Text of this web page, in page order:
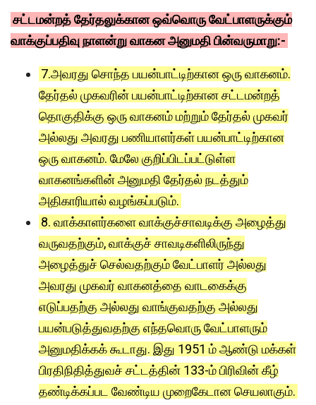
சட்டமன்றத் தேர்தலுக்கான ஒவ்வொரு வேட்பாளருக்கும்
வாக்குப்பதிவு நாளன்று வாகன அனுமதி பின்வருமாறு:-
7.அவரது சொந்த பயன்பாட்டிற்கான ஒரு வாகனம்.
தேர்தல் முகவரின் பயன்பாட்டிற்கான சட்டமன்றத்
தொகுதிக்கு ஒரு வாகனம் மற்றும் தேர்தல் முகவர்
அல்லது அவரது பணியாளர்கள் பயன்பாட்டிற்கான
ஒரு வாகனம். மேலே குறிப்பிடப்பட்டுள்ள
வாகனங்களின் அனுமதி தேர்தல் நடத்தும்
அதிகாரியால் வழங்கப்படும்.
8. வாக்காளர்களை வாக்குச்சாவடிக்கு அழைத்து
வருவதற்கும், வாக்குச் சாவடிகளிலிருந்து
அழைத்துச் செல்வதற்கும் வேட்பாளர் அல்லது
அவரது முகவர் வாகனத்தை வாடகைக்கு
எடுப்பதற்கு அல்லது வாங்குவதற்கு அல்லது
பயன்படுத்துவதற்கு எந்தவொரு வேட்பாளரும்
அனுமதிக்கக் கூடாது. இது 1951 ம் ஆண்டு மக்கள்
பிரதிநிதித்துவச் சட்டத்தின் 133-ம் பிரிவின் கீழ்
தண்டிக்கப்பட வேண்டிய முறைகேடான செயலாகும்.